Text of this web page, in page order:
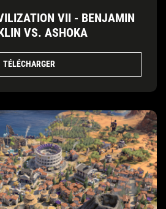
VII - BENJAMIN
VS. ASHOKA
TÉLÉCHARGER